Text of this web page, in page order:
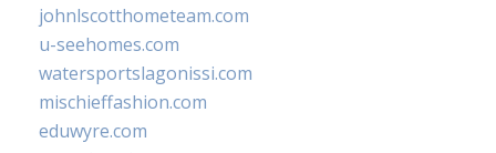
johnlscotthometeam.com
u-seehomes.com
watersportslagonissi.com
mischieffashion.com
eduwyre.com